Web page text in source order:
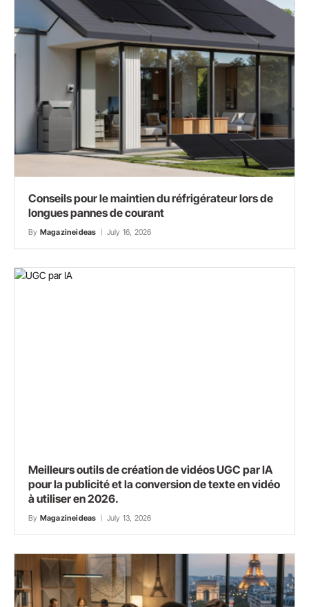
Conseils pour le maintien du réfrigérateur lors de
longues pannes de courant
By Magazineideas July 16, 2026
Meilleurs outils de création de vidéos UGC par IA
pour la publicité et la conversion de texte en vidéo
à utiliser en 2026.
By Magazineideas July 13, 2026